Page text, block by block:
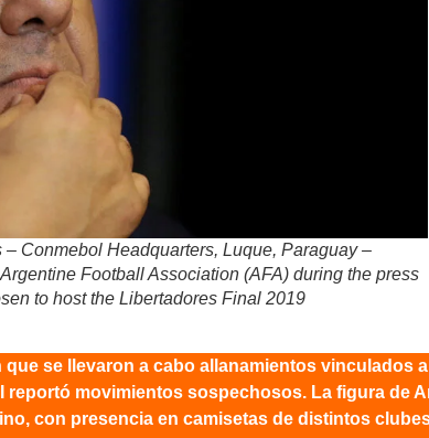
Conmebol Headquarters, Luque, Paraguay –
Football Association (AFA) during the press
to host the Libertadores Final 2019
se llevaron a cabo allanamientos vinculados
movimientos sospechosos. La figura de
con presencia en camisetas de distintos